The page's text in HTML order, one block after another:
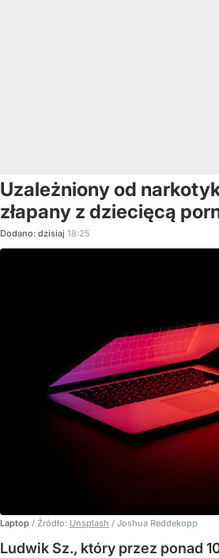
Uzależniony od
złapany z dziecięcą
Dodano: dzisiaj 18:25
Laptop / Źródło: Unsplash / Joshua Reddekopp
Ludwik Sz., który przez ponad